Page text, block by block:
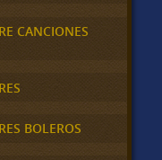
CANCIONES
BOLEROS